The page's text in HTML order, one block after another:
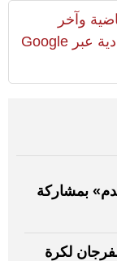
وآخر
المستجدات السياسية والإقتصادية عبر Google
بمشاركة
لكرة